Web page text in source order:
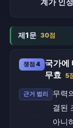
계가 인
제1문 30점
쟁점 4
국가에
무효 5
근거 법리
무력
결된
아니